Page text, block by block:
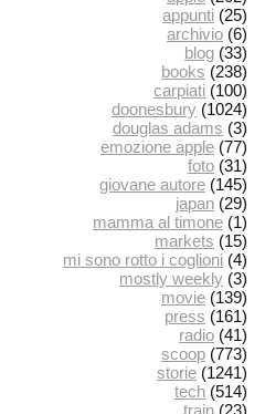
appunti (25)
archivio (6)
blog (33)
books (238)
carpiati (100)
doonesbury (1024)
douglas adams (3)
emozione apple (77)
foto (31)
giovane autore (145)
japan (29)
mamma al timone (1)
markets (15)
mi sono rotto i coglioni (4)
mostly weekly (3)
movie (139)
press (161)
radio (41)
scoop (773)
storie (1241)
tech (514)
train (23)